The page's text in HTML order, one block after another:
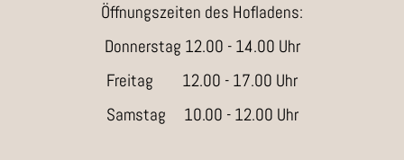
Öffnungszeiten des Hofladens:
Donnerstag 12.00 - 14.00 Uhr
Freitag 12.00 - 17.00 Uhr
Samstag 10.00 - 12.00 Uhr